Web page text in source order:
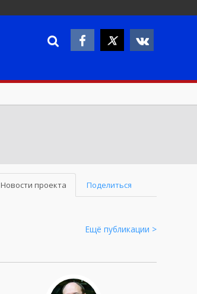
Новости проекта Поделиться
Ещё публикации >